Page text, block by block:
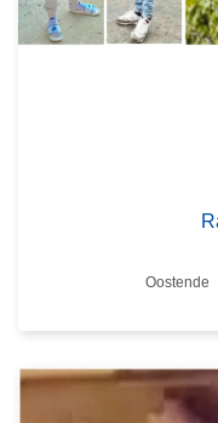
Plaats
Oostende